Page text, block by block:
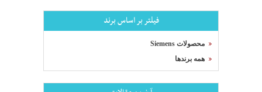
فیلتر بر اساس برند
محصولات Siemens
همه برندها